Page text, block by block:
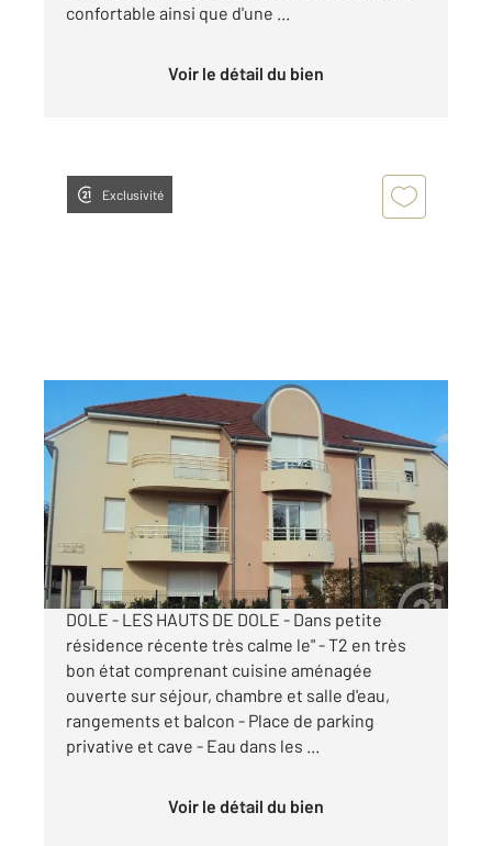
confortable ainsi que d'une ...
Voir le détail du bien
Exclusivité
DOLE 39
47 m
2, 2 pièces
Ref : 13579
Appartement F2 à louer
555 €
par mois charges comprises
DOLE - LES HAUTS DE DOLE - Dans petite
résidence récente très calme le" - T2 en très
bon état comprenant cuisine aménagée
ouverte sur séjour, chambre et salle d'eau,
rangements et balcon - Place de parking
privative et cave - Eau dans les ...
Voir le détail du bien